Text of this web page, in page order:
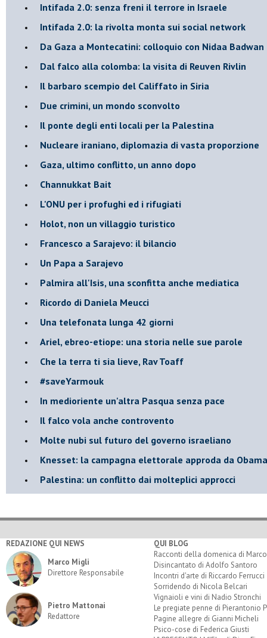
Intifada 2.0: senza freni il terrore in Israele
Intifada 2.0: la rivolta monta sui social network
Da Gaza a Montecatini: colloquio con Nidaa Badwan
Dal falco alla colomba: la visita di Reuven Rivlin
Il barbaro scempio del Califfato in Siria
Due crimini, un mondo sconvolto
Il ponte degli enti locali per la Palestina
Nucleare iraniano, diplomazia di vasta proporzione
Gaza, ultimo conflitto, un anno dopo
Channukkat Bait
L'ONU per i profughi ed i rifugiati
Holot, non un villaggio turistico
Francesco a Sarajevo: il bilancio
Un Papa a Sarajevo
Palmira all'Isis, una sconfitta anche mediatica
Ricordo di Daniela Meucci
​Una telefonata lunga 42 giorni
​Ariel, ebreo-etiope: una storia nelle sue parole
Che la terra ti sia lieve, Rav Toaff
​#saveYarmouk
​In medioriente un'altra Pasqua senza pace
​Il falco vola anche controvento
Molte nubi sul futuro del governo israeliano
Knesset: la campagna elettorale approda da Obama
Palestina: un conflitto dai molteplici approcci
REDAZIONE QUI NEWS
Marco Migli
Direttore Responsabile
Pietro Mattonai
Redattore
QUI BLOG
Racconti della domenica di
Disincantato di Adolfo Santoro
Incontri d'arte di Riccardo Ferrucci
Sorridendo di Nicola Belcari
Vignaioli e vini di Nadio Stronchi
Le pregiate penne di Pierantonio
Pagine allegre di Gianni Micheli
Psico-cose di Federica Giusti